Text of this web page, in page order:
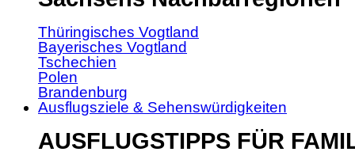
Thüringisches Vogtland
Bayerisches Vogtland
Tschechien
Polen
Brandenburg
Ausflugsziele & Sehenswürdigkeiten
AUSFLUGSTIPPS FÜR